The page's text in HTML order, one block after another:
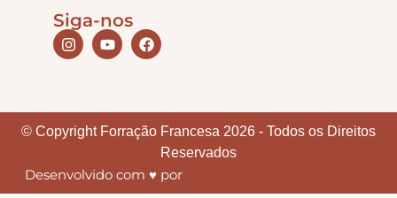
Siga-nos
© Copyright Forração Francesa 2026 - Todos os Direitos
Reservados
Desenvolvido com ♥ por